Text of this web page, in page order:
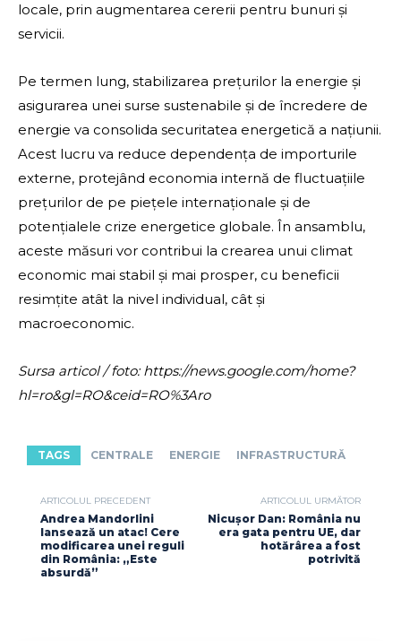
locale, prin augmentarea cererii pentru bunuri și
servicii.
Pe termen lung, stabilizarea prețurilor la energie și
asigurarea unei surse sustenabile și de încredere de
energie va consolida securitatea energetică a națiunii.
Acest lucru va reduce dependența de importurile
externe, protejând economia internă de fluctuațiile
prețurilor de pe piețele internaționale și de
potențialele crize energetice globale. În ansamblu,
aceste măsuri vor contribui la crearea unui climat
economic mai stabil și mai prosper, cu beneficii
resimțite atât la nivel individual, cât și
macroeconomic.
Sursa articol / foto: https://news.google.com/home?
hl=ro&gl=RO&ceid=RO%3Aro
TAGS CENTRALE ENERGIE INFRASTRUCTURĂ
ARTICOLUL PRECEDENT
Andrea Mandorlini
lansează un atac! Cere
modificarea unei reguli
din România: „Este
absurdă”
ARTICOLUL URMĂTOR
Nicuşor Dan: România nu
era gata pentru UE, dar
hotărârea a fost
potrivită